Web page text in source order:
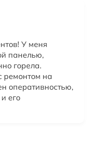
У меня
панелью,
горела.
ремонтом на
оперативностью,
его